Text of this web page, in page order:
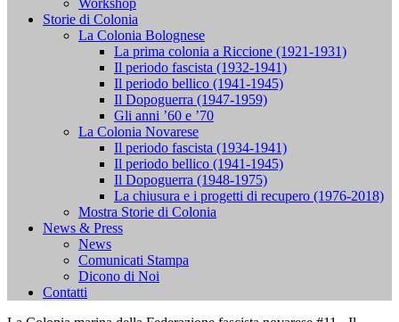
Workshop
Storie di Colonia
La Colonia Bolognese
La prima colonia a Riccione (1921-1931)
Il periodo fascista (1932-1941)
Il periodo bellico (1941-1945)
Il Dopoguerra (1947-1959)
Gli anni ’60 e ’70
La Colonia Novarese
Il periodo fascista (1934-1941)
Il periodo bellico (1941-1945)
Il Dopoguerra (1948-1975)
La chiusura e i progetti di recupero (1976-2018)
Mostra Storie di Colonia
News & Press
News
Comunicati Stampa
Dicono di Noi
Contatti